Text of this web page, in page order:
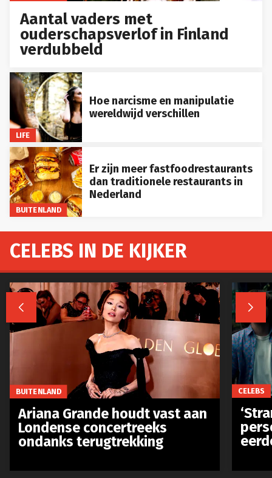
Aantal vaders met
ouderschapsverlof in Finland
verdubbeld
LIFE
Hoe narcisme en manipulatie
wereldwijd verschillen
BUITENLAND
Er zijn meer fastfoodrestaurants
dan traditionele restaurants in
Nederland
CELEBS IN DE KIJKER
 
BUITENLAND
Ariana Grande houdt vast aan
Londense concertreeks
ondanks terugtrekking
CELEBS